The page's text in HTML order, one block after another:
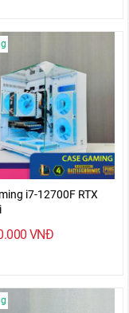
i7-12700F RTX
VNĐ